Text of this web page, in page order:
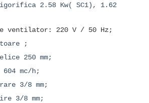
2.58 Kw( SC1), 1.62
ventilator: 220 V / 50 Hz;
;
250 mm;
mc/h;
3/8 mm;
3/8 mm;